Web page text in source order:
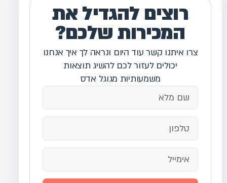
רוצים להגדיל את
המכירות שלכם?
צרו איתנו קשר עוד היום ונראה לך איך אנחנו
יכולים לעזור לכם להשיג תוצאות
משמעותיות מגוגל אדס